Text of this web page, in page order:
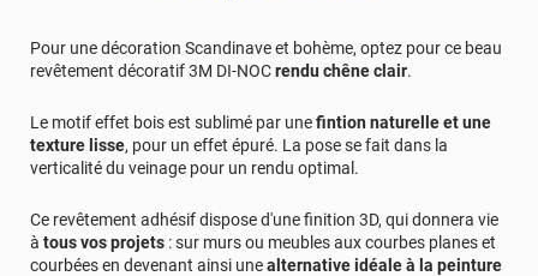
Pour une décoration Scandinave et bohème, optez pour ce beau
revêtement décoratif 3M DI-NOCrendu chêne clair.
Le motif effet bois est sublimé par unefintion naturelle et une
texture lisse, pour un effet épuré. La pose se fait dans la
verticalité du veinage pour un rendu optimal.
Ce revêtement adhésif dispose d'une finition 3D, qui donnera vie
à tous vos projets : sur murs ou meubles aux courbes planes et
courbées en devenant ainsi unealternative idéale à la peinture